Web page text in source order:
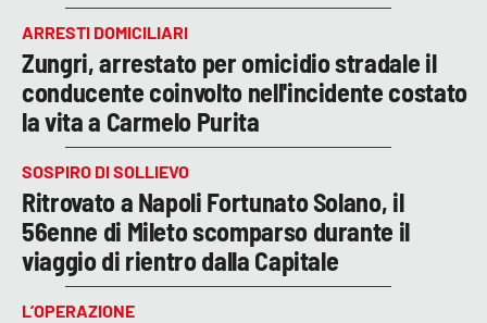
ARRESTI DOMICILIARI
Zungri, arrestato per omicidio stradale il
conducente coinvolto nell'incidente costato
la vita a Carmelo Purita
SOSPIRO DI SOLLIEVO
Ritrovato a Napoli Fortunato Solano, il
56enne di Mileto scomparso durante il
viaggio di rientro dalla Capitale
L’OPERAZIONE